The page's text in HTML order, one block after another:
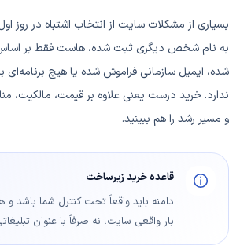
بسیاری از مشکلات سایت از انتخاب اشتباه در روز
به نام شخص دیگری ثبت شده، هاست فقط بر
شده، ایمیل سازمانی فراموش شده یا هیچ برنامه‌ای
ندارد. خرید درست یعنی علاوه بر قیمت، مالکیت،
و مسیر رشد را هم ببینید.
قاعده خرید زیرساخت
دامنه باید واقعاً تحت کنترل شما باشد
بار واقعی سایت، نه صرفاً با عنوان